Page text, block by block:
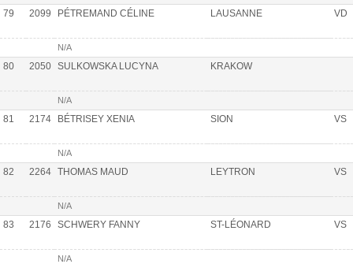
79 2099 PÉTREMAND CÉLINE LAUSANNE VD
N/A
80 2050 SULKOWSKA LUCYNA KRAKOW
N/A
81 2174 BÉTRISEY XENIA SION VS
N/A
82 2264 THOMAS MAUD LEYTRON VS
N/A
83 2176 SCHWERY FANNY ST-LÉONARD VS
N/A